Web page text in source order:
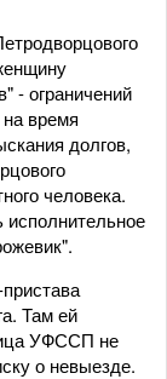
- ограничений
время
долгов,
человека.
Там ей
УФССП не
о невыезде.